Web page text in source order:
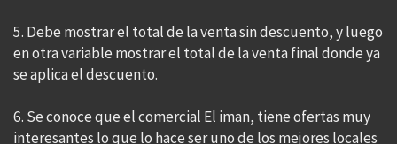
5. Debe mostrar el total de la venta sin descuento, y luego
en otra variable mostrar el total de la venta final donde ya
se aplica el descuento.
6. Se conoce que el comercial El iman, tiene ofertas muy
interesantes lo que lo hace ser uno de los mejores locales